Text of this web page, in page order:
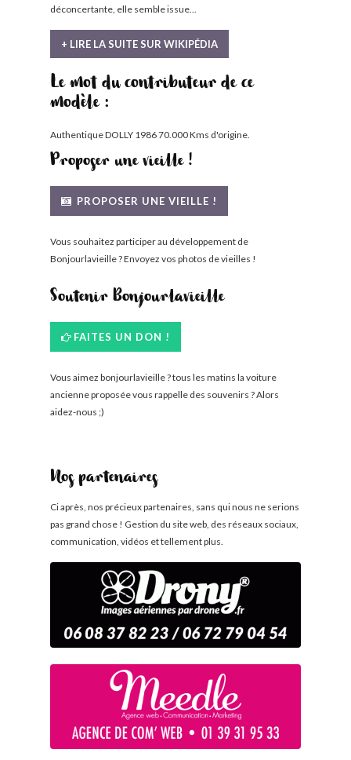
déconcertante, elle semble issue...
+ LIRE LA SUITE SUR WIKIPÉDIA
Le mot du contributeur de ce
modèle :
Authentique DOLLY 1986 70.000 Kms d'origine.
Proposer une vieille !
PROPOSER UNE VIEILLE !
Vous souhaitez participer au développement de
Bonjourlavieille ? Envoyez vos photos de vieilles !
Soutenir Bonjourlavieille
FAITES UN DON !
Vous aimez bonjourlavieille ? tous les matins la voiture
ancienne proposée vous rappelle des souvenirs ? Alors
aidez-nous ;)
Nos partenaires
Ci après, nos précieux partenaires, sans qui nous ne serions
pas grand chose ! Gestion du site web, des réseaux sociaux,
communication, vidéos et tellement plus.